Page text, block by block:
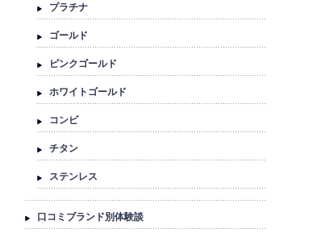
プラチナ
ゴールド
ピンクゴールド
ホワイトゴールド
コンビ
チタン
ステンレス
口コミブランド別体験談